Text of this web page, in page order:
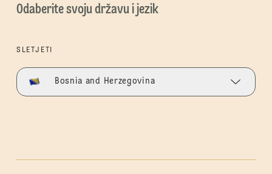
Odaberite svoju državu i jezik
SLETJETI
Bosnia and Herzegovina